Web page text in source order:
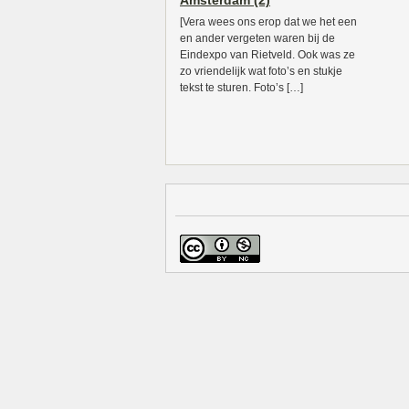
[Vera wees ons erop dat we het een
en ander vergeten waren bij de
Eindexpo van Rietveld. Ook was ze
zo vriendelijk wat foto’s en stukje
tekst te sturen. Foto’s […]